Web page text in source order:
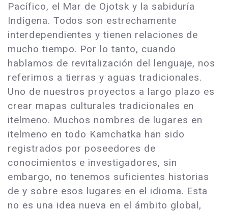
Pacífico, el Mar de Ojotsk y la sabiduría
Indígena. Todos son estrechamente
interdependientes y tienen relaciones de
mucho tiempo. Por lo tanto, cuando
hablamos de revitalización del lenguaje, nos
referimos a tierras y aguas tradicionales.
Uno de nuestros proyectos a largo plazo es
crear mapas culturales tradicionales en
itelmeno. Muchos nombres de lugares en
itelmeno en todo Kamchatka han sido
registrados por poseedores de
conocimientos e investigadores, sin
embargo, no tenemos suficientes historias
de y sobre esos lugares en el idioma. Esta
no es una idea nueva en el ámbito global,